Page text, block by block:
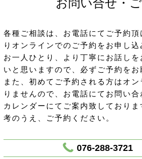
各種ご相談は、お電話にてご予約
りオンラインでのご予約をお申し込
お一人ひとり、より丁寧にお話し
いと思いますので、必ずご予約をお
また、初めてご予約される方はオ
りませんので、お電話にてお問い合
カレンダーにてご案内致しており
考のうえ、ご予約ください。
076-288-3721